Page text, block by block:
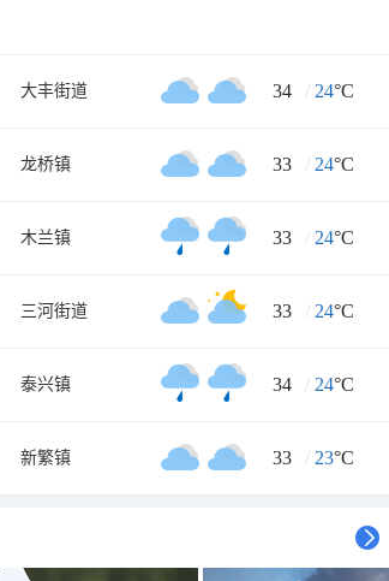
大丰街道 34 / 24°C
龙桥镇 33 / 24°C
木兰镇 33 / 24°C
三河街道 33 / 24°C
泰兴镇 34 / 24°C
新繁镇 33 / 23°C